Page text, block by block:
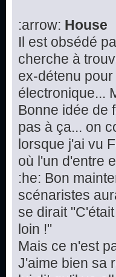
:arrow: House
Il est obsédé
cherche à
ex-détenu
électronique...
Bonne idée de
pas à ça... on
lorsque j'ai vu
où l'un d'entre
:he: Bon
scénaristes
se dirait
loin !"
Mais ce n'est
J'aime bien sa